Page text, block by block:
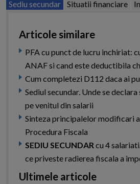
Sediu secundar Situatii financiare
Articole similare
PFA cu punct de lucru inchiriat:
ANAF si cand este deductibila
Cum completezi D112 daca ai
Sediul secundar. Unde se
pe venitul din salarii
Sinteza principalelor modificari
Procedura Fiscala
SEDIU SECUNDAR cu 4
ce priveste radierea fiscala a
Ultimele articole